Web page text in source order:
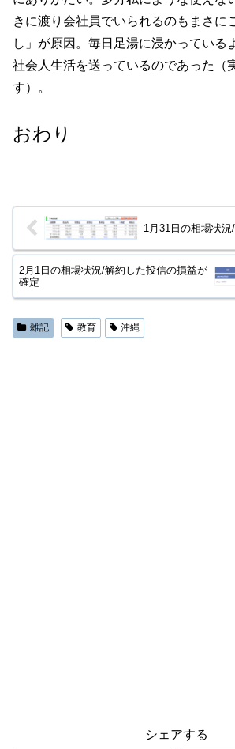
きに渡り会社員でいられるのもまさに
し」が原因。毎日足湯に浸かっている
社会人生活を送っているのであった（
す）。
おわり
1月31日の相場状
2月1日の相場状況/解約した投信の損益が
確定
雑記 教育 沖縄
シェアする